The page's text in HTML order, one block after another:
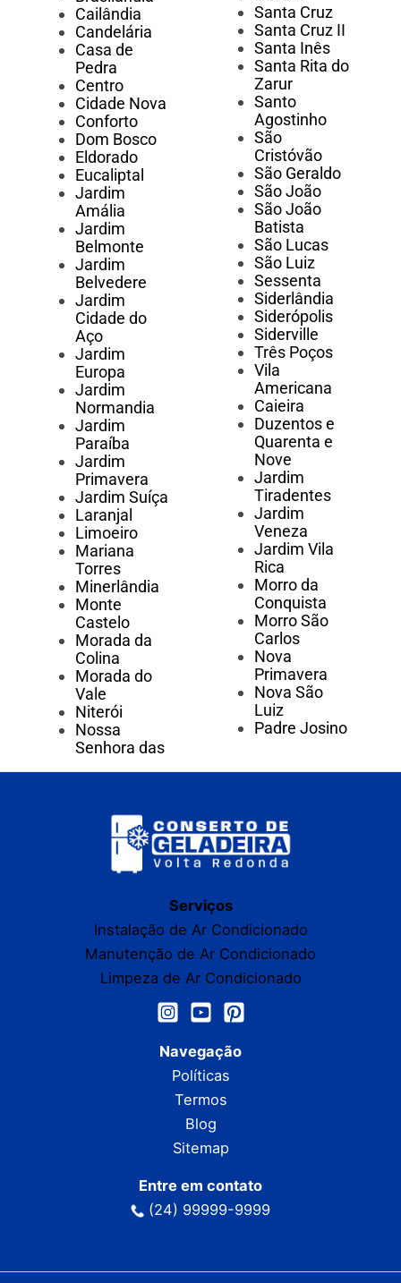
Cailândia
Candelária
Casa de
Pedra
Centro
Cidade Nova
Conforto
Dom Bosco
Eldorado
Eucaliptal
Jardim
Amália
Jardim
Belmonte
Jardim
Belvedere
Jardim
Cidade do
Aço
Jardim
Europa
Jardim
Normandia
Jardim
Paraíba
Jardim
Primavera
Jardim Suíça
Laranjal
Limoeiro
Mariana
Torres
Minerlândia
Monte
Castelo
Morada da
Colina
Morada do
Vale
Niterói
Nossa
Senhora das
Santa Cruz
Santa Cruz II
Santa Inês
Santa Rita do
Zarur
Santo
Agostinho
São
Cristóvão
São Geraldo
São João
São João
Batista
São Lucas
São Luiz
Sessenta
Siderlândia
Siderópolis
Siderville
Três Poços
Vila
Americana
Caieira
Duzentos e
Quarenta e
Nove
Jardim
Tiradentes
Jardim
Veneza
Jardim Vila
Rica
Morro da
Conquista
Morro São
Carlos
Nova
Primavera
Nova São
Luiz
Padre Josino
Serviços
Instalação de Ar Condicionado
Manutenção de Ar Condicionado
Limpeza de Ar Condicionado
Navegação
Políticas
Termos
Blog
Sitemap
Entre em contato
(24) 99999-9999